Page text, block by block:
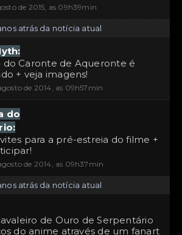
de 2015, as 09h39min
atrás da notícia atual
do Caronte de Aqueronte é
+ veja imagens!
de 2014, as 09h57min
do
para a pré-estreia do filme +
de 2014, as 09h37min
atrás da notícia atual
de Ouro de Serpentário
do anime através de um fanart